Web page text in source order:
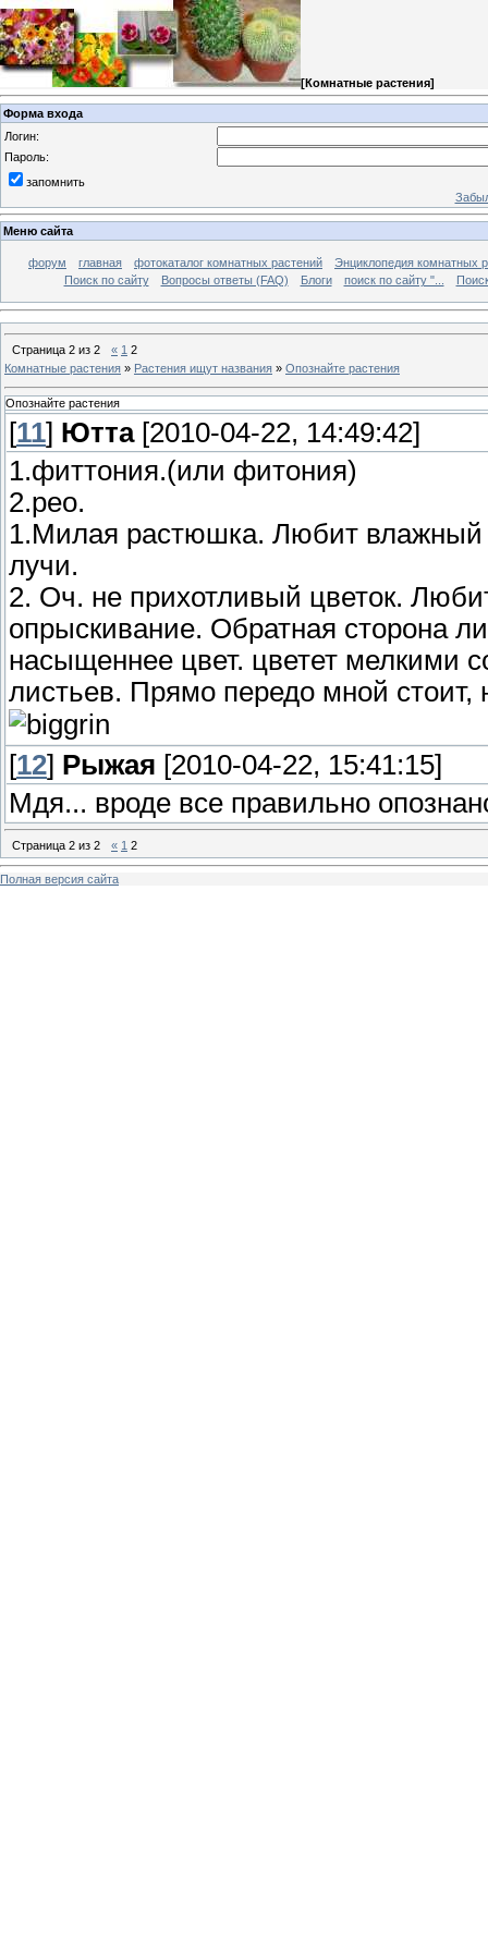
[Комнатные растения]
Форма входа
Логин:
Пароль:
запомнить
Меню сайта
форум главная фотокаталог комнатных растений
Энциклопедия комнатных
Поиск по сайту
Вопросы ответы (FAQ) Блоги поиск по сайту "...
Страница 2 из 2 « 1 2
Комнатные растения » Растения ищут названия » Опознайте растения
Опознайте растения
[11] Ютта[2010-04-22, 14:49:42]
1.фиттония.(или фитония)
2.рео.
1.Милая растюшка. Любит влажный
лучи.
2. Оч. не прихотливый цветок.
опрыскивание. Обратная сторона
насыщеннее цвет. цветет мелкими
листьев. Прямо передо мной стоит,
[12] Рыжая [2010-04-22, 15:41:15]
Мдя... вроде все правильно
Страница 2 из 2 « 1 2
Полная версия сайта